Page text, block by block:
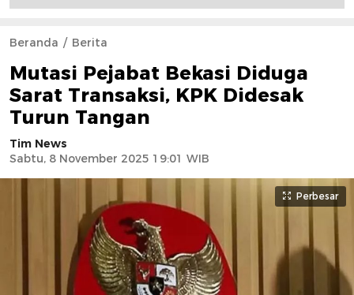
Beranda Berita
Mutasi Pejabat Bekasi Diduga
Sarat Transaksi, KPK Didesak
Turun Tangan
Tim News
Sabtu, 8 November 2025 19:01 WIB
Perbesar